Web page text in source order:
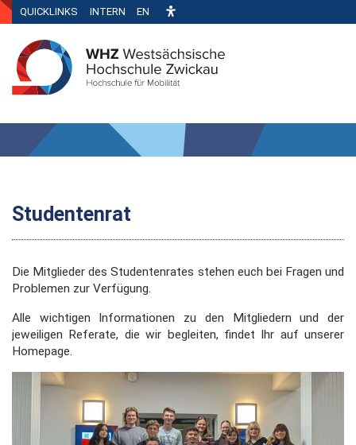
QUICKLINKS INTERN EN
Studentenrat
Die Mitglieder des Studentenrates stehen euch bei Fragen und
Problemen zur Verfügung.
Alle wichtigen Informationen zu den Mitgliedern und der
jeweiligen Referate, die wir begleiten, findet Ihr auf unserer
Homepage.